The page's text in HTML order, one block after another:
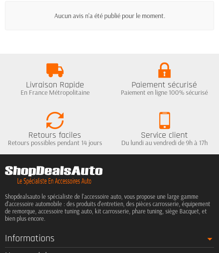
Aucun avis n'a été publié pour le moment.
Livraison Rapide
En France Métropolitaine
Paiement sécurisé
Paiement en ligne 100% sécurisé
Retours faciles
Retours possibles pendant 14 jours
Service client
Du lundi au vendredi de 9h à 17h
Shopdealsauto le spécialiste de l'accessoire auto, vous propose une large gamme
d'accessoire automobile : des produits d'entretien, des pièces carrosserie, équipement
de remorque, accessoire tuning auto, kit carrosserie, phare tuning, siège Bacquet, et
bien plus encore.
Informations